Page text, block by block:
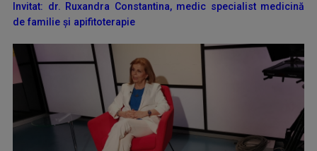
Invitat: dr. Ruxandra Constantina, medic specialist medicină
de familie şi apifitoterapie